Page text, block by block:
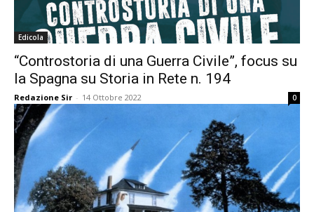
Edicola
“Controstoria di una Guerra Civile”, focus su
la Spagna su Storia in Rete n. 194
Redazione Sir - 14 Ottobre 2022 0